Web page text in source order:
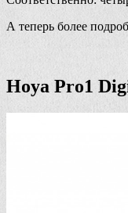
А теперь более
Hoya Pro1